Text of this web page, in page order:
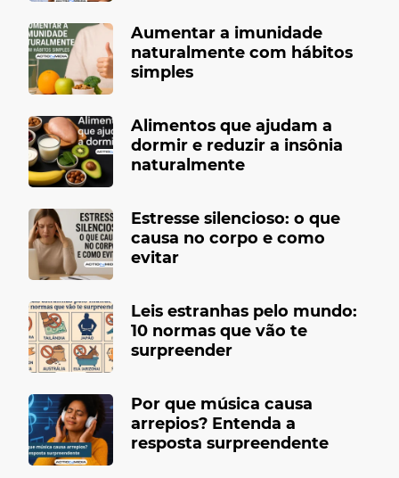
Aumentar a imunidade
naturalmente com hábitos
simples
Alimentos que ajudam a
dormir e reduzir a insônia
naturalmente
Estresse silencioso: o que
causa no corpo e como
evitar
Leis estranhas pelo mundo:
10 normas que vão te
surpreender
Por que música causa
arrepios? Entenda a
resposta surpreendente